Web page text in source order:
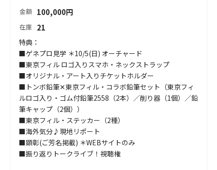
金額 100,000円
在庫 21
特典：
■ゲネプロ見学 ＊10/5(日) オーチャード
■東京フィル ロゴ入りスマホ・ネックストラップ
■オリジナル・アート入りチケットホルダー
■トンボ鉛筆✕東京フィル・コラボ鉛筆セット（東京フィ
ルロゴ入り・ゴム付鉛筆2558（2本）／削り器（1個）／鉛
筆キャップ（2個））
■東京フィル・ステッカー（2種）
■海外気分♪現地リポート
■顕彰(ご芳名掲載) ＊WEBサイトのみ
■振り返りトークライブ！視聴権